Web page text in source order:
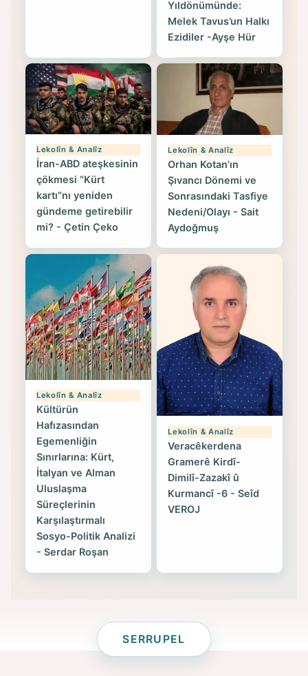
Yıldönümünde:
Melek Tavus’un Halkı
Ezidiler -Ayşe Hür
Lekolîn & Analîz
İran-ABD ateşkesinin
çökmesi “Kürt
kartı”nı yeniden
gündeme getirebilir
mi? - Çetin Çeko
Lekolîn & Analîz
Orhan Kotan’ın
Şıvancı Dönemi ve
Sonrasındaki Tasfiye
Nedeni/Olayı - Sait
Aydoğmuş
Lekolîn & Analîz
Kültürün
Hafızasından
Egemenliğin
Sınırlarına: Kürt,
İtalyan ve Alman
Uluslaşma
Süreçlerinin
Karşılaştırmalı
Sosyo-Politik Analizi
- Serdar Roşan
Lekolîn & Analîz
Veracêkerdena
Gramerê Kirdî-
Dimilî-Zazakî û
Kurmancî -6 - Seîd
VEROJ
SERRUPEL